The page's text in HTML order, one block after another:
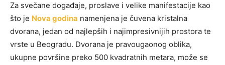
Za svečane događaje, proslave i velike manifestacije kao
što je Nova godina namenjena je čuvena kristalna
dvorana, jedan od najlepših i najimpresivnijih prostora te
vrste u Beogradu. Dvorana je pravougaonog oblika,
ukupne površine preko 500 kvadratnih metara, može se